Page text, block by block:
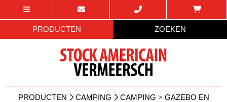
PRODUCTEN ZOEKEN
PRODUCTEN CAMPING CAMPING > GAZEBO EN